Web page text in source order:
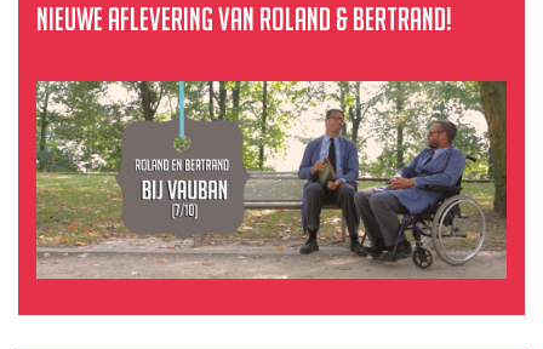
Nieuwe aflevering van Roland & Bertrand!